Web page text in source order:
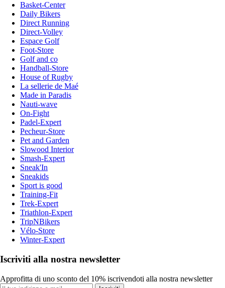
Basket-Center
Daily Bikers
Direct Running
Direct-Volley
Espace Golf
Foot-Store
Golf and co
Handball-Store
House of Rugby
La sellerie de Maé
Made in Paradis
Nauti-wave
On-Fight
Padel-Expert
Pecheur-Store
Pet and Garden
Slowood Interior
Smash-Expert
Sneak'In
Sneakids
Sport is good
Training-Fit
Trek-Expert
Triathlon-Expert
TripNBikers
Vélo-Store
Winter-Expert
Iscriviti alla nostra newsletter
Approfitta di uno sconto del 10% iscrivendoti alla nostra newsletter